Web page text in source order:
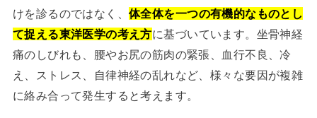
けを診るのではなく、体全体を一つの有機的なものとし
て捉える東洋医学の考え方に基づいています。坐骨神経
痛のしびれも、腰やお尻の筋肉の緊張、血行不良、冷
え、ストレス、自律神経の乱れなど、様々な要因が複雑
に絡み合って発生すると考えます。